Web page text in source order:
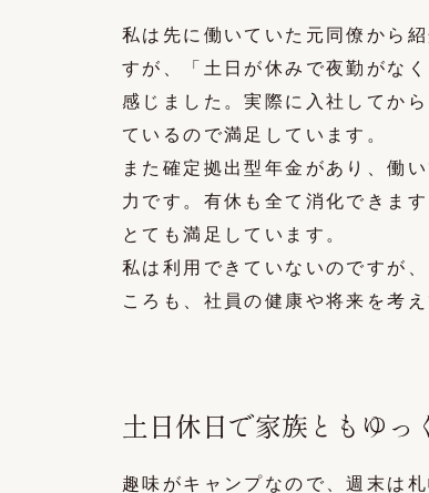
私は先に働いていた元同僚から
すが、「土日が休みで夜勤がな
感じました。実際に入社してか
ているので満足しています。
また確定拠出型年金があり、働
力です。有休も全て消化できま
とても満足しています。
私は利用できていないのですが
ころも、社員の健康や将来を考
土日休日で家族ともゆっ
趣味がキャンプなので、週末は